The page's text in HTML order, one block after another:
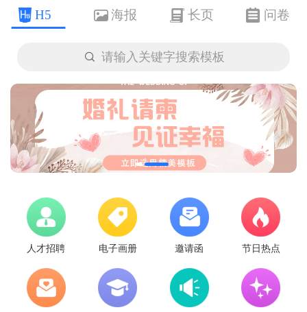
H5 海报 长页 问卷
 请输入关键字搜索模板
人才招聘 电子画册 邀请函 节日热点